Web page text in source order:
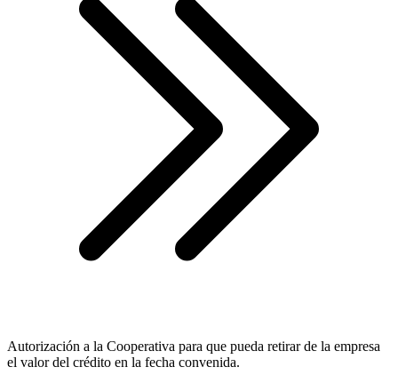
Autorización a la Cooperativa para que pueda retirar de la empresa
el valor del crédito en la fecha convenida.